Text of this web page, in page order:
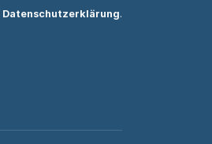
Datenschutzerklärung.